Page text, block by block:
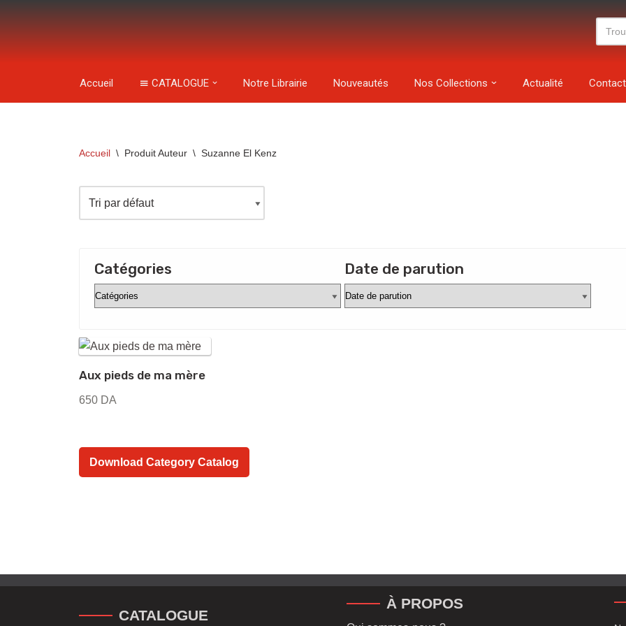
Accueil CATALOGUE Notre Librairie Nouveautés Nos Collections Actualité Contact
Accueil \ Produit Auteur \ Suzanne El Kenz
Catégories Date de parution
Aux pieds de ma mère
650 DA
Download Category Catalog
CATALOGUE
À PROPOS